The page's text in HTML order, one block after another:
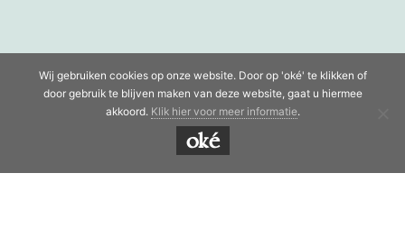
Wij gebruiken cookies op onze website. Door op 'oké' te klikken of
door gebruik te blijven maken van deze website, gaat u hiermee
akkoord. Klik hier voor meer informatie.
oké